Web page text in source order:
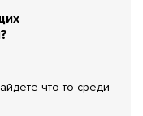
что-то среди